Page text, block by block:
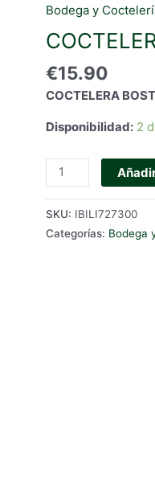
Bodega y
€15.90
COCTELERA
Disponibilidad: 2
COCTELERA
BOSTON
SKU: IBILI727300
Categorías: Bodega